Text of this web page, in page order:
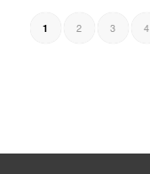
1 2 3 4